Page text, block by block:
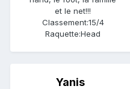
et le net!!!
Classement:15/4
Raquette:Head
Yanis